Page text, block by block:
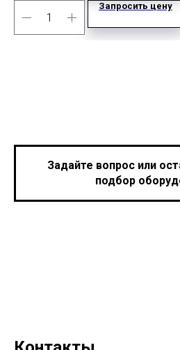
Запросить цену
Задайте вопрос или
подбор